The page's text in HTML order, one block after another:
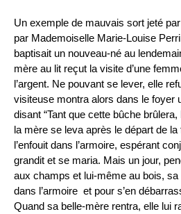
Un exemple de mauvais sort jeté
par Mademoiselle Marie-Louise
baptisait un nouveau-né au
mère au lit reçut la visite d’une
l’argent. Ne pouvant se lever, elle
visiteuse montra alors dans le foyer
disant “Tant que cette bûche brûlera,
la mère se leva après le départ de
l’enfouit dans l’armoire, espérant
grandit et se maria. Mais un jour,
aux champs et lui-même au bois,
dans l’armoire et pour s’en
Quand sa belle-mère rentra, elle lui